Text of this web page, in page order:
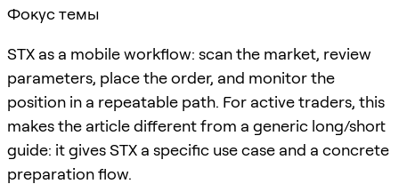
Фокус темы
STX as a mobile workflow: scan the market, review
parameters, place the order, and monitor the
position in a repeatable path. For active traders, this
makes the article different from a generic long/short
guide: it gives STX a specific use case and a concrete
preparation flow.